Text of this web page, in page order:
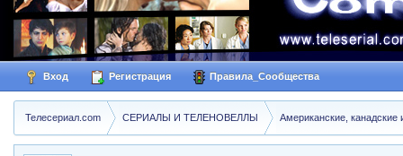
Вход Регистрация Правила_Сообщества
Телесериал.com СЕРИАЛЫ И ТЕЛЕНОВЕЛЛЫ Американские, канадские